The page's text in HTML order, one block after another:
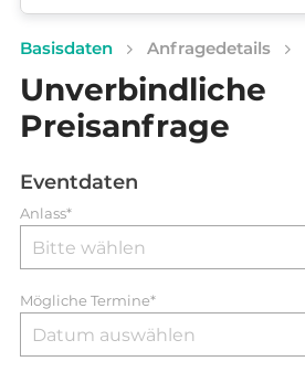
Basisdaten Anfragedetails
Unverbindliche
Preisanfrage
Eventdaten
Anlass*
Mögliche Termine*